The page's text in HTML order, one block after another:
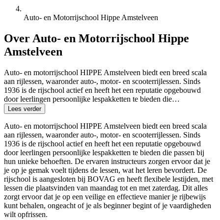
Auto- en Motorrijschool Hippe Amstelveen
Over Auto- en Motorrijschool Hippe
Amstelveen
Auto- en motorrijschool HIPPE Amstelveen biedt een breed scala
aan rijlessen, waaronder auto-, motor- en scooterrijlessen. Sinds
1936 is de rijschool actief en heeft het een reputatie opgebouwd
door leerlingen persoonlijke lespakketten te bieden die…
Lees verder
Auto- en motorrijschool HIPPE Amstelveen biedt een breed scala
aan rijlessen, waaronder auto-, motor- en scooterrijlessen. Sinds
1936 is de rijschool actief en heeft het een reputatie opgebouwd
door leerlingen persoonlijke lespakketten te bieden die passen bij
hun unieke behoeften. De ervaren instructeurs zorgen ervoor dat je
je op je gemak voelt tijdens de lessen, wat het leren bevordert. De
rijschool is aangesloten bij BOVAG en heeft flexibele lestijden, met
lessen die plaatsvinden van maandag tot en met zaterdag. Dit alles
zorgt ervoor dat je op een veilige en effectieve manier je rijbewijs
kunt behalen, ongeacht of je als beginner begint of je vaardigheden
wilt opfrissen.